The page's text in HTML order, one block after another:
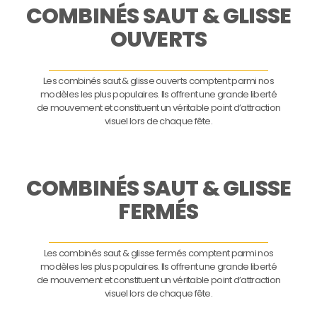
COMBINÉS SAUT & GLISSE
OUVERTS
Les combinés saut & glisse ouverts comptent parmi nos
modèles les plus populaires. Ils offrent une grande liberté
de mouvement et constituent un véritable point d’attraction
visuel lors de chaque fête.
COMBINÉS SAUT & GLISSE
FERMÉS
Les combinés saut & glisse fermés comptent parmi nos
modèles les plus populaires. Ils offrent une grande liberté
de mouvement et constituent un véritable point d’attraction
visuel lors de chaque fête.